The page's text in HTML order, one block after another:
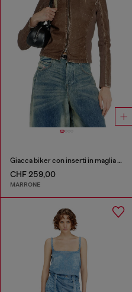
Giacca biker con inserti in maglia a costine
CHF 259,00
MARRONE